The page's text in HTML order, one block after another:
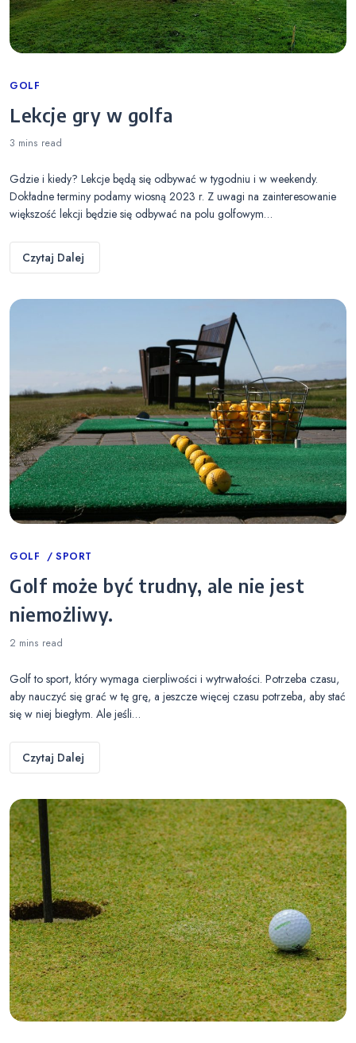
Categories
GOLF
Lekcje gry w golfa
3 mins read
Gdzie i kiedy? Lekcje będą się odbywać w tygodniu i w weekendy.
Dokładne terminy podamy wiosną 2023 r. Z uwagi na zainteresowanie
większość lekcji będzie się odbywać na polu golfowym…
Czytaj Dalej
Categories
GOLF SPORT
Golf może być trudny, ale nie jest
niemożliwy.
2 mins read
Golf to sport, który wymaga cierpliwości i wytrwałości. Potrzeba czasu,
aby nauczyć się grać w tę grę, a jeszcze więcej czasu potrzeba, aby stać
się w niej biegłym. Ale jeśli…
Czytaj Dalej